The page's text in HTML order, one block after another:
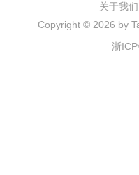
关于我们
Copyright © 2026 by
浙